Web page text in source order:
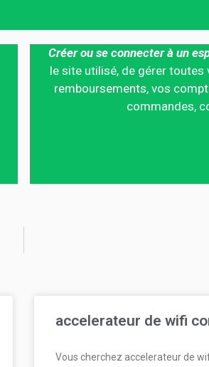
Créer ou se connecter à un
le site utilisé, de gérer
remboursements, vos
commandes,
accelerateur de wifi
Vous cherchez accelerateur de